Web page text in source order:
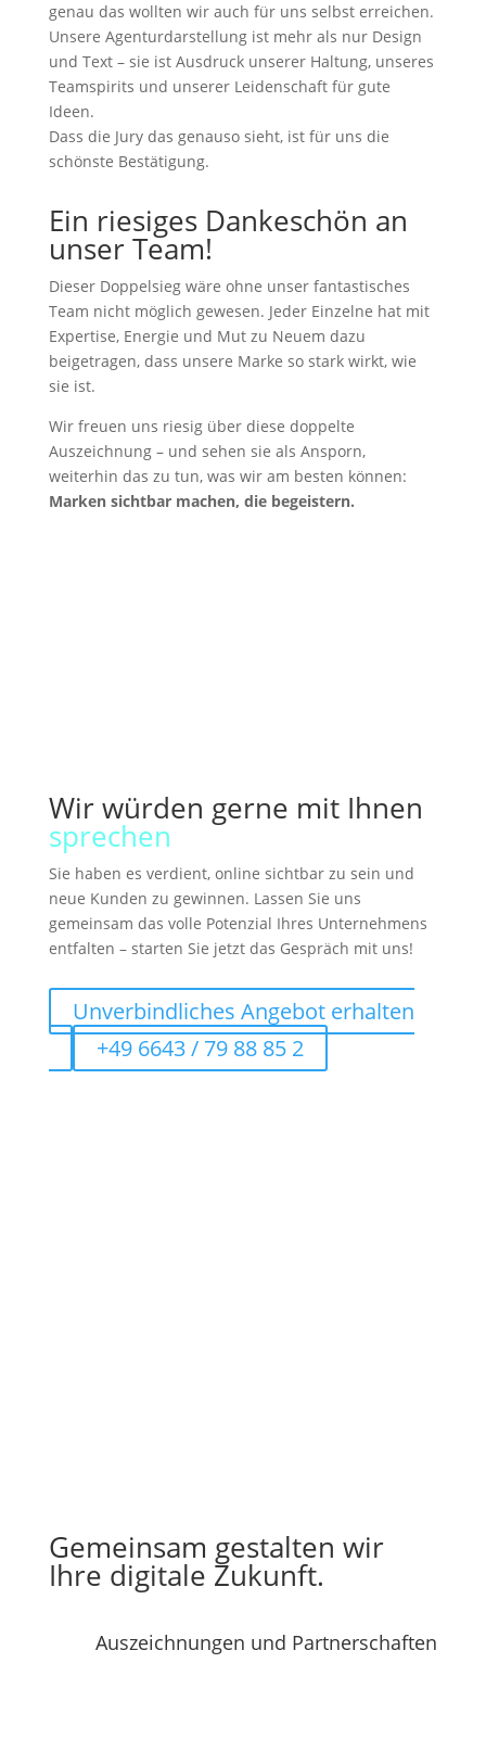
genau das wollten wir auch für uns selbst erreichen.
Unsere Agenturdarstellung ist mehr als nur Design
und Text – sie ist Ausdruck unserer Haltung, unseres
Teamspirits und unserer Leidenschaft für gute
Ideen.
Dass die Jury das genauso sieht, ist für uns die
schönste Bestätigung.
Ein riesiges Dankeschön an
unser Team!
Dieser Doppelsieg wäre ohne unser fantastisches
Team nicht möglich gewesen. Jeder Einzelne hat mit
Expertise, Energie und Mut zu Neuem dazu
beigetragen, dass unsere Marke so stark wirkt, wie
sie ist.
Wir freuen uns riesig über diese doppelte
Auszeichnung – und sehen sie als Ansporn,
weiterhin das zu tun, was wir am besten können:
Marken sichtbar machen, die begeistern.
Wir würden gerne mit Ihnen
sprechen
Sie haben es verdient, online sichtbar zu sein und
neue Kunden zu gewinnen. Lassen Sie uns
gemeinsam das volle Potenzial Ihres Unternehmens
entfalten – starten Sie jetzt das Gespräch mit uns!
Unverbindliches Angebot erhalten
+49 6643 / 79 88 85 2
Gemeinsam gestalten wir
Ihre digitale Zukunft.
Auszeichnungen und Partnerschaften